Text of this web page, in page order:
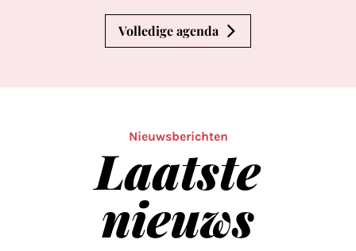
Volledige agenda
Nieuwsberichten
Laatste
nieuws